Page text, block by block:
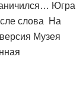
Югра
слова На
Музея